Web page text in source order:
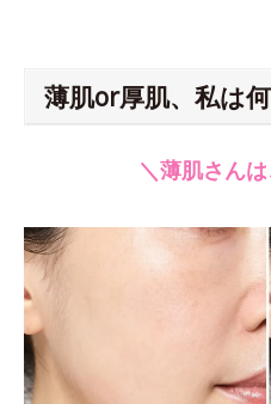
薄肌or厚肌、私は
＼薄肌さん